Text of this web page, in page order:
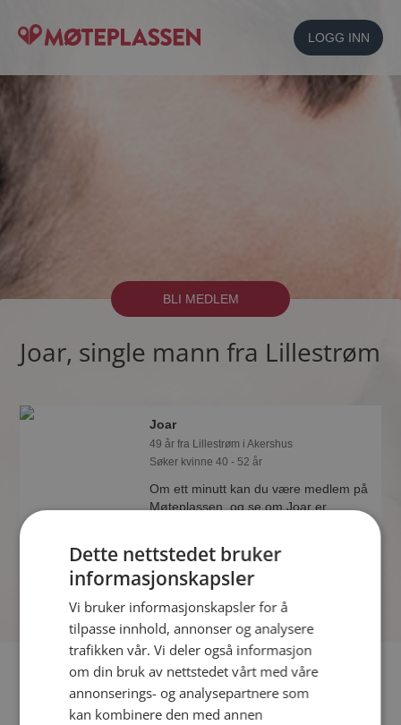
LOGG INN
BLI MEDLEM
Joar, single mann fra Lillestrøm
Joar
49 år fra Lillestrøm i Akershus
Søker kvinne 40 - 52 år
Om ett minutt kan du være medlem på
Møteplassen, og se om Joar er
Fler single
Flere singlemenn fra Lillestrøm:Gunnar,
Dette nettstedet bruker
informasjonskapsler
Vi bruker informasjonskapsler for å
tilpasse innhold, annonser og analysere
trafikken vår. Vi deler også informasjon
om din bruk av nettstedet vårt med våre
annonserings- og analysepartnere som
kan kombinere den med annen